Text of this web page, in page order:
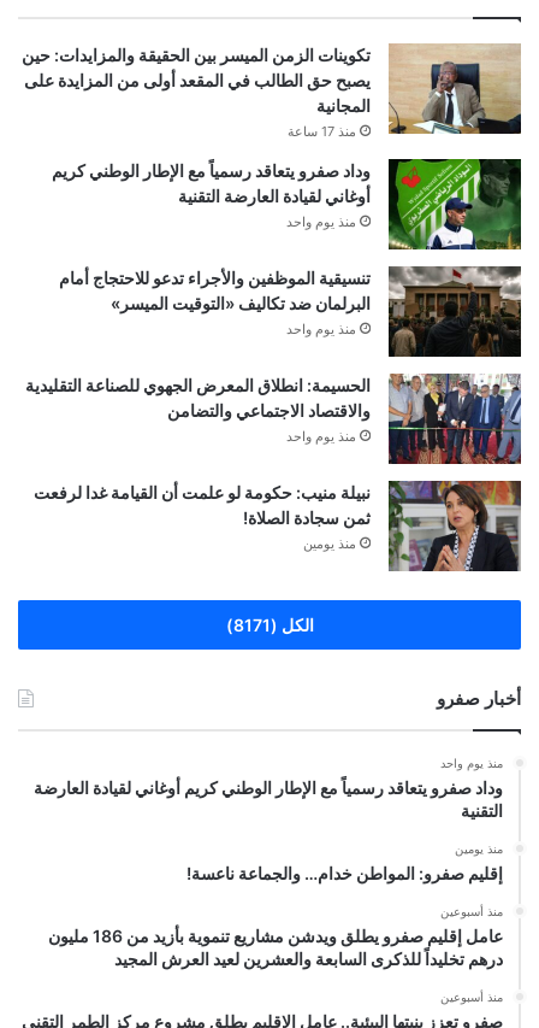
تكوينات الزمن الميسر بين الحقيقة والمزايدات: حين
يصبح حق الطالب في المقعد أولى من المزايدة على
المجانية
منذ 17 ساعة
وداد صفرو يتعاقد رسمياً مع الإطار الوطني كريم
أوغاني لقيادة العارضة التقنية
منذ يوم واحد
تنسيقية الموظفين والأجراء تدعو للاحتجاج أمام
البرلمان ضد تكاليف «التوقيت الميسر»
منذ يوم واحد
الحسيمة: انطلاق المعرض الجهوي للصناعة التقليدية
والاقتصاد الاجتماعي والتضامن
منذ يوم واحد
نبيلة منيب: حكومة لو علمت أن القيامة غدا لرفعت
ثمن سجادة الصلاة!
منذ يومين
الكل (8171)
أخبار صفرو
منذ يوم واحد
وداد صفرو يتعاقد رسمياً مع الإطار الوطني كريم أوغاني لقيادة العارضة
التقنية
منذ يومين
إقليم صفرو: المواطن خدام… والجماعة ناعسة!
منذ أسبوعين
عامل إقليم صفرو يطلق ويدشن مشاريع تنموية بأزيد من 186 مليون
درهم تخليداً للذكرى السابعة والعشرين لعيد العرش المجيد
منذ أسبوعين
صفرو تعزز بنيتها البيئية.. عامل الإقليم يطلق مشروع مركز الطمر التقني